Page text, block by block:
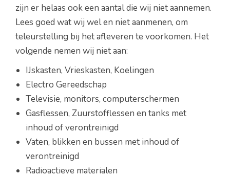
zijn er helaas ook een aantal die wij niet aannemen.
Lees goed wat wij wel en niet aanmenen, om
teleurstelling bij het afleveren te voorkomen. Het
volgende nemen wij niet aan:
IJskasten, Vrieskasten, Koelingen
Electro Gereedschap
Televisie, monitors, computerschermen
Gasflessen, Zuurstofflessen en tanks met
inhoud of verontreinigd
Vaten, blikken en bussen met inhoud of
verontreinigd
Radioactieve materialen